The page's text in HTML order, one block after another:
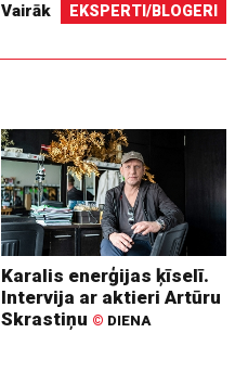
Vairāk EKSPERTI/BLOGERI
Karalis enerģijas ķīselī.
Intervija ar aktieri Artūru
Skrastiņu © DIENA